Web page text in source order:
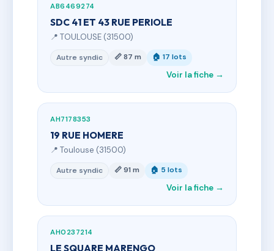
AB6469274
SDC 41 ET 43 RUE PERIOLE
📍 TOULOUSE (31500)
Autre syndic 📏 87 m 🏠 17 lots
Voir la fiche →
AH7178353
19 RUE HOMERE
📍 Toulouse (31500)
Autre syndic 📏 91 m 🏠 5 lots
Voir la fiche →
AH0237214
LE SQUARE MARENGO